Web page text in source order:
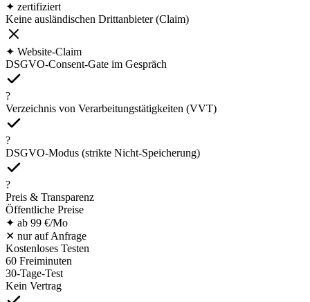
✦ zertifiziert
Keine ausländischen Drittanbieter (Claim)
✦ Website-Claim
DSGVO-Consent-Gate im Gespräch
?
Verzeichnis von Verarbeitungstätigkeiten (VVT)
?
DSGVO-Modus (strikte Nicht-Speicherung)
?
Preis & Transparenz
Öffentliche Preise
✦ ab 99 €/Mo
✕ nur auf Anfrage
Kostenloses Testen
60 Freiminuten
30-Tage-Test
Kein Vertrag